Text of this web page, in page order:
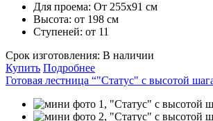
Для проема: От 255х91 см
Высота: от 198 см
Ступеней: от 11
Срок изготовления: В наличии
Купить Подробнее
Готовая лестница “"Статус" с высотой